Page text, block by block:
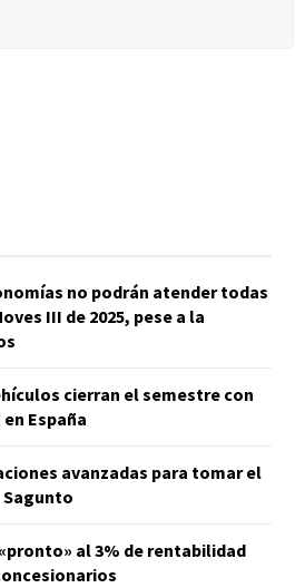
no podrán atender todas
III de 2025, pese a la
cierran el semestre con
España
avanzadas para tomar el
al 3% de rentabilidad